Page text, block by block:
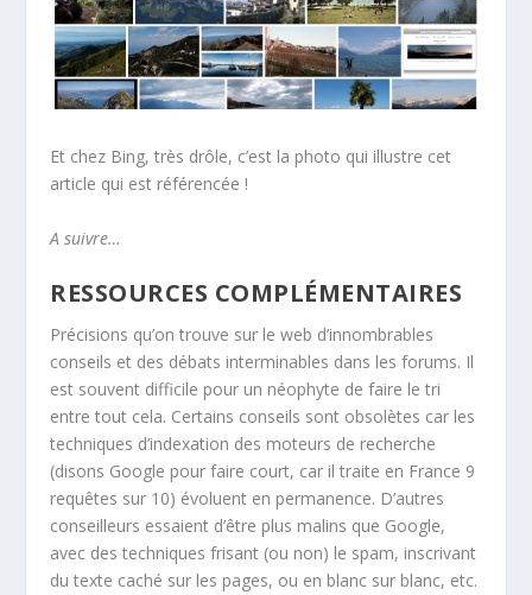
Et chez Bing, très drôle, c’est la photo qui illustre cet
article qui est référencée !
A suivre…
RESSOURCES COMPLÉMENTAIRES
Précisions qu’on trouve sur le web d’innombrables
conseils et des débats interminables dans les forums. Il
est souvent difficile pour un néophyte de faire le tri
entre tout cela. Certains conseils sont obsolètes car les
techniques d’indexation des moteurs de recherche
(disons Google pour faire court, car il traite en France 9
requêtes sur 10) évoluent en permanence. D’autres
conseilleurs essaient d’être plus malins que Google,
avec des techniques frisant (ou non) le spam, inscrivant
du texte caché sur les pages, ou en blanc sur blanc, etc.